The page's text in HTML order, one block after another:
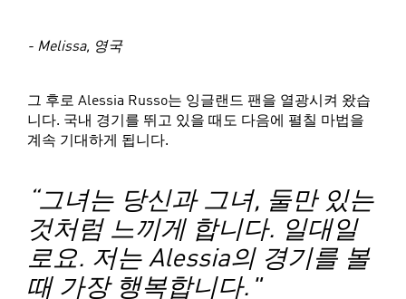
- Melissa, 영국
그 후로 Alessia Russo는 잉글랜드 팬을 열광시켜 왔습
니다. 국내 경기를 뛰고 있을 때도 다음에 펼칠 마법을
계속 기대하게 됩니다.
“그녀는 당신과 그녀, 둘만 있는
것처럼 느끼게 합니다. 일대일
로요. 저는 Alessia의 경기를 볼
때 가장 행복합니다."